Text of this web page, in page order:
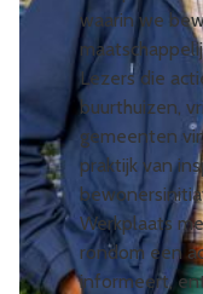
waarin we
Lezers die
buurthuizen,
gemeenten
praktijk van
Werkplaats
rondom een
informeert,